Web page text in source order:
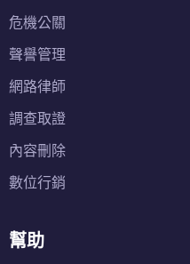
危機公關
聲譽管理
網路律師
調查取證
內容刪除
數位行銷
幫助